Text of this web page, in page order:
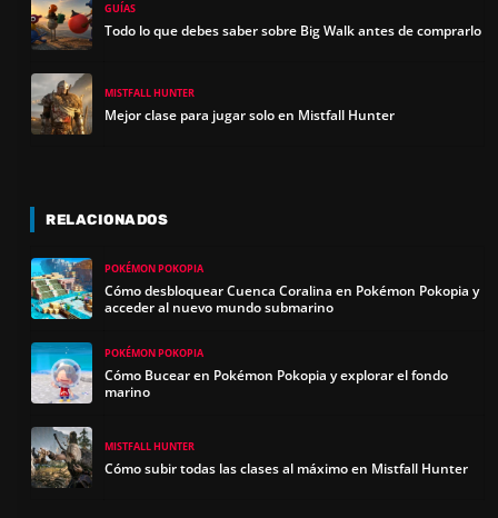
GUÍAS
Todo lo que debes saber sobre Big Walk antes de comprarlo
MISTFALL HUNTER
Mejor clase para jugar solo en Mistfall Hunter
RELACIONADOS
POKÉMON POKOPIA
Cómo desbloquear Cuenca Coralina en Pokémon Pokopia y
acceder al nuevo mundo submarino
POKÉMON POKOPIA
Cómo Bucear en Pokémon Pokopia y explorar el fondo
marino
MISTFALL HUNTER
Cómo subir todas las clases al máximo en Mistfall Hunter